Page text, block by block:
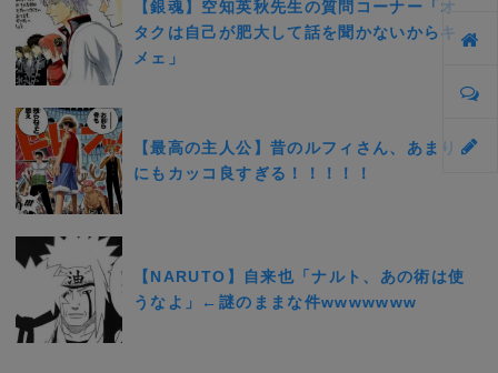
【銀魂】空知英秋先生の質問コーナー「オ
タクは自己が肥大して話を聞かないからキ
メェ」
【最高の主人公】昔のルフィさん、あまり
にもカッコ良すぎる！！！！！
【NARUTO】自来也「ナルト、あの術は使
うなよ」←謎のままな件wwwwwww